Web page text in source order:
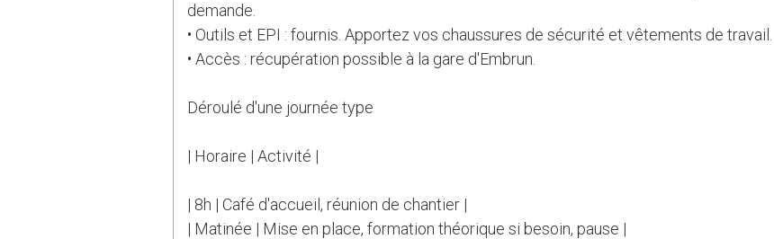
demande.
• Outils et EPI : fournis. Apportez vos chaussures de sécurité et vêtements de travail.
• Accès : récupération possible à la gare d'Embrun.
Déroulé d'une journée type
| Horaire | Activité |
| 8h | Café d'accueil, réunion de chantier |
| Matinée | Mise en place, formation théorique si besoin, pause |